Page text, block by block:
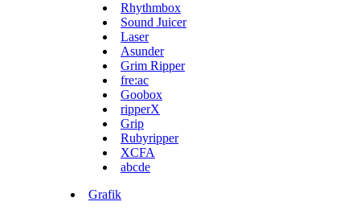
Rhythmbox
Sound Juicer
Laser
Asunder
Grim Ripper
fre:ac
Goobox
ripperX
Grip
Rubyripper
XCFA
abcde
Grafik